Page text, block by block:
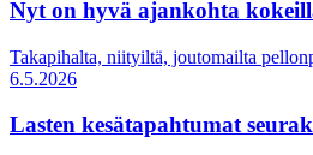
Nyt on hyvä ajankohta
Takapihalta, niityiltä, joutomailta
6.5.2026
Lasten kesätapahtumat